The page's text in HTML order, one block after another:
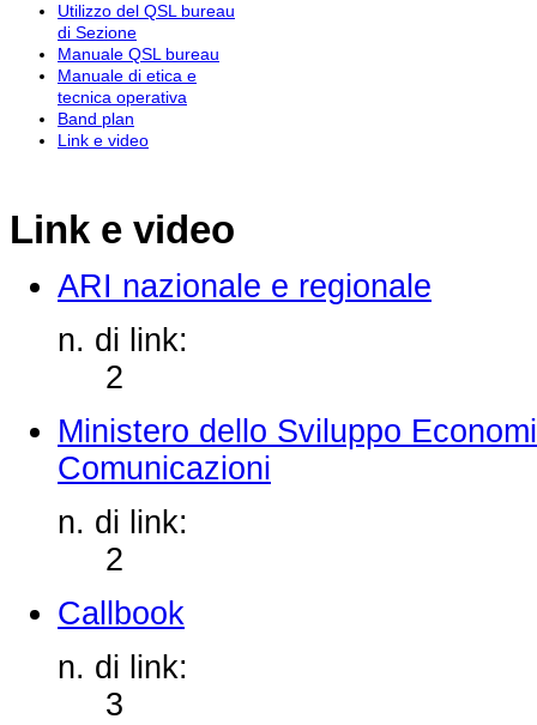
Utilizzo del QSL bureau
di Sezione
Manuale QSL bureau
Manuale di etica e
tecnica operativa
Band plan
Link e video
Link e video
ARI nazionale e regionale
n. di link:
2
Ministero dello Sviluppo
Comunicazioni
n. di link:
2
Callbook
n. di link:
3